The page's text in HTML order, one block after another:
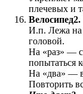
плечевых и
Велосипед2.
И.п. Лежа на
головой.
На «раз» —
попытаться
На «два» —
Повторить